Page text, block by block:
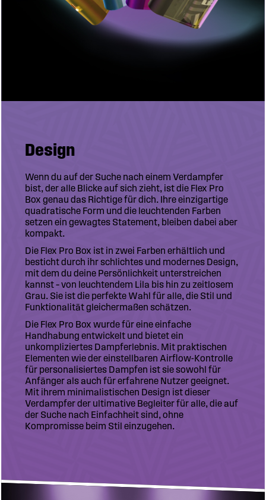
Design
Wenn du auf der Suche nach einem Verdampfer
bist, der alle Blicke auf sich zieht, ist die Flex Pro
Box genau das Richtige für dich. Ihre einzigartige
quadratische Form und die leuchtenden Farben
setzen ein gewagtes Statement, bleiben dabei aber
kompakt.
Die Flex Pro Box ist in zwei Farben erhältlich und
besticht durch ihr schlichtes und modernes Design,
mit dem du deine Persönlichkeit unterstreichen
kannst – von leuchtendem Lila bis hin zu zeitlosem
Grau. Sie ist die perfekte Wahl für alle, die Stil und
Funktionalität gleichermaßen schätzen.
Die Flex Pro Box wurde für eine einfache
Handhabung entwickelt und bietet ein
unkompliziertes Dampferlebnis. Mit praktischen
Elementen wie der einstellbaren Airflow-Kontrolle
für personalisiertes Dampfen ist sie sowohl für
Anfänger als auch für erfahrene Nutzer geeignet.
Mit ihrem minimalistischen Design ist dieser
Verdampfer der ultimative Begleiter für alle, die auf
der Suche nach Einfachheit sind, ohne
Kompromisse beim Stil einzugehen.